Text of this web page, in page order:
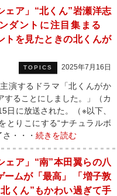
ェア」“北くん”岩瀬洋志
ダントに注目集まる
トを見たときの北くんが
TOPICS 2025年7月16日
演するドラマ「北くんがか
することにしました。」（カ
日に放送された。（※以下、
りこにする“ナチュラルボ
・・・ 続きを読む
ェア」“南”本田翼らの八
ームが「最高」 「増子敦
くん”もかわい過ぎて手